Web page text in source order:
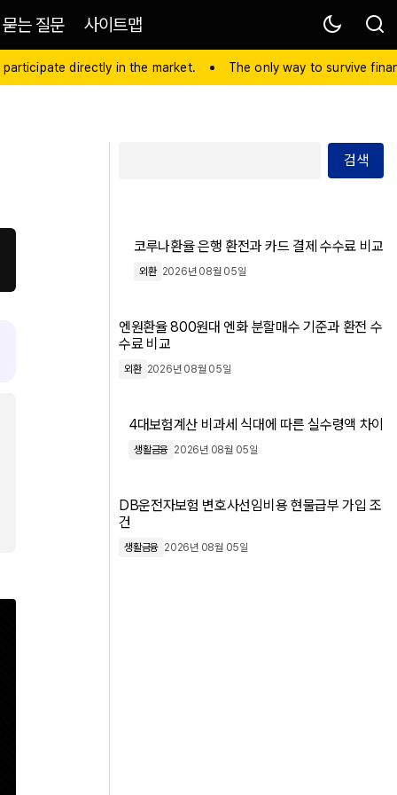
는 질문 사이트맵
directly in the market. The only way to survive
검색
코루나환율 은행 환전과 카드 결제 수수료 비교
외환 2026년 08월 05일
엔원환율 800원대 엔화 분할매수 기준과 환전 수
수료 비교
외환 2026년 08월 05일
4대보험계산 비과세 식대에 따른 실수령액 차이
생활금융 2026년 08월 05일
DB운전자보험 변호사선임비용 현물급부 가입 조
건
생활금융 2026년 08월 05일